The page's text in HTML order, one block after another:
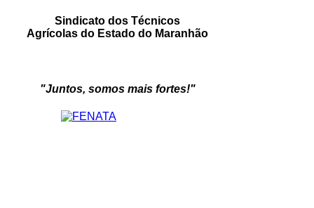
Sindicato dos Técnicos
Agrícolas do Estado do Maranhão
"Juntos, somos mais fortes!"